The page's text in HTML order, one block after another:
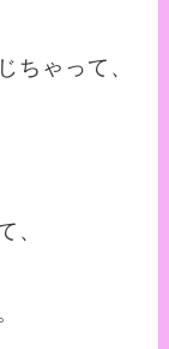
ちゃって、
、